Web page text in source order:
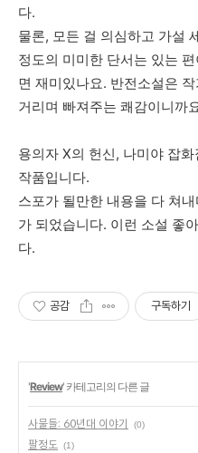
다.
물론, 모든 걸 의심하고 가설
정도의 미미한 단서는 있는
면 재미있나요. 반전소설은
거리며 빠져주는 쾌감이니까
용의자 X의 헌신, 나미야 잡화
작품입니다.
스포가 될만한 내용을 다 쳐
가 되었습니다. 이런 소설 좋
다.
공감 구독하기
'Review' 카테고리의 다른 글
사물들: 60년대 이야기 (0)
팔정도 (1)